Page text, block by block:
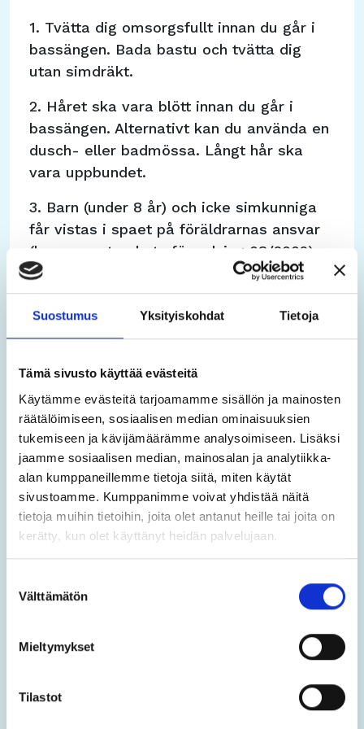
Suostumus Yksityiskohdat Tietoja
Tämä sivusto käyttää evästeitä
Käytämme evästeitä tarjoamamme sisällön ja mainosten
räätälöimiseen, sosiaalisen median ominaisuuksien
tukemiseen ja kävijämäärämme analysoimiseen. Lisäksi
jaamme sosiaalisen median, mainosalan ja analytiikka-
alan kumppaneillemme tietoja siitä, miten käytät
sivustoamme. Kumppanimme voivat yhdistää näitä
tietoja muihin tietoihin, joita olet antanut heille tai joita on
kerätty, kun olet käyttänyt heidän palvelujaan.
valinta
Välttämätön
Mieltymykset
Tilastot
1. Tvätta dig omsorgsfullt innan du går i
bassängen. Bada bastu och tvätta dig
utan simdräkt.
2. Håret ska vara blött innan du går i
bassängen. Alternativt kan du använda en
dusch- eller badmössa. Långt hår ska
vara uppbundet.
3. Barn (under 8 år) och icke simkunniga
får vistas i spaet på föräldrarnas ansvar
(konsumentverkets förordning 08/2002).
Barn under två år ska använda simblöja i
bassängen.
osedligt.
5. Det är förbjudet att fotografera i
bassängavdelningen.
6. Det är förbjudet att använda ytterskor i
bassängavdelningen.
byxor, bikini eller simshorts).
8. Det är förbjudet att äta matsäck eller
dricka alkohol i bassängavdelningen.
9. Följ även andra anvisningstavlor i